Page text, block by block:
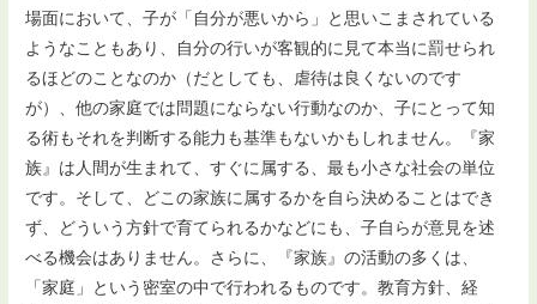
場面において、子が「自分が悪いから」と思いこまされている
ようなこともあり、自分の行いが客観的に見て本当に罰せられ
るほどのことなのか（だとしても、虐待は良くないのです
が）、他の家庭では問題にならない行動なのか、子にとって知
る術もそれを判断する能力も基準もないかもしれません。『家
族』は人間が生まれて、すぐに属する、最も小さな社会の単位
です。そして、どこの家族に属するかを自ら決めることはでき
ず、どういう方針で育てられるかなどにも、子自らが意見を述
べる機会はありません。さらに、『家族』の活動の多くは、
「家庭」という密室の中で行われるものです。教育方針、経